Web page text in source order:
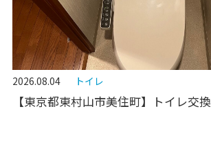
2026.08.04 トイレ
【東京都東村山市美住町】トイレ交換